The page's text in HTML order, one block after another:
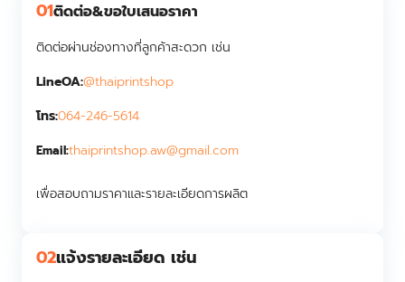
01ติดต่อ&ขอใบเสนอราคา
ติดต่อผ่านช่องทางที่ลูกค้าสะดวก เช่น
LineOA:@thaiprintshop
โทร:064-246-5614
Email:thaiprintshop.aw@gmail.com
เพื่อสอบถามราคาและรายละเอียดการผลิต
02แจ้งรายละเอียด เช่น